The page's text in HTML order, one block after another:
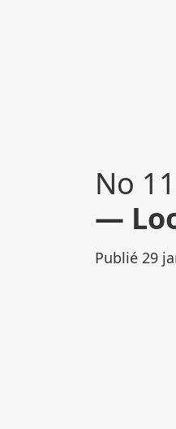
No 11
Publié 29